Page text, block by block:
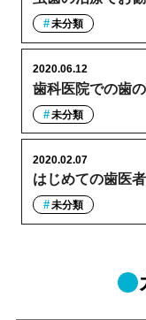
未分類
歯科医院での歯
2020.06.12
未分類
はじめての歯医
2020.02.07
未分類